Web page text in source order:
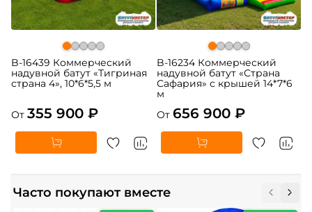
B-16439 Коммерческий
надувной батут «Тигриная
страна 4», 10*6*5,5 м
От 355 900 ₽
B-16234 Коммерческий
надувной батут «Страна
Сафария» с крышей 14*7*6
м
От 656 900 ₽
Часто покупают вместе